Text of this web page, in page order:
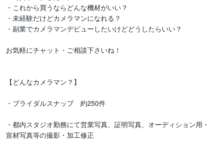
・これから買うならどんな機材がいい？
・未経験だけどカメラマンになれる？
・副業でカメラマンデビューしたいけどどうしたらいい？
お気軽にチャット・ご相談下さいね！
【どんなカメラマン？】
・ブライダルスナップ　約250件
・都内スタジオ勤務にて営業写真、証明写真、オーディション用・
宣材写真等の撮影・加工修正